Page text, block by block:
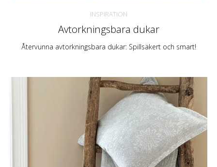
INSPIRATION
Avtorkningsbara dukar
Återvunna avtorkningsbara dukar: Spillsäkert och smart!